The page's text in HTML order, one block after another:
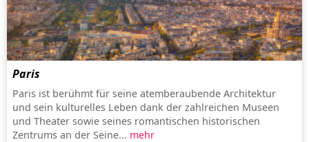
Paris
Paris ist berühmt für seine atemberaubende Architektur
und sein kulturelles Leben dank der zahlreichen Museen
und Theater sowie seines romantischen historischen
Zentrums an der Seine... mehr